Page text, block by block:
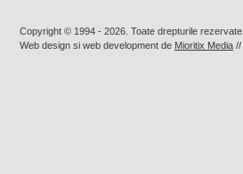
Copyright © 1994 - 2026. Toate drepturile rezervate
Web design si web development de Mioritix Media //